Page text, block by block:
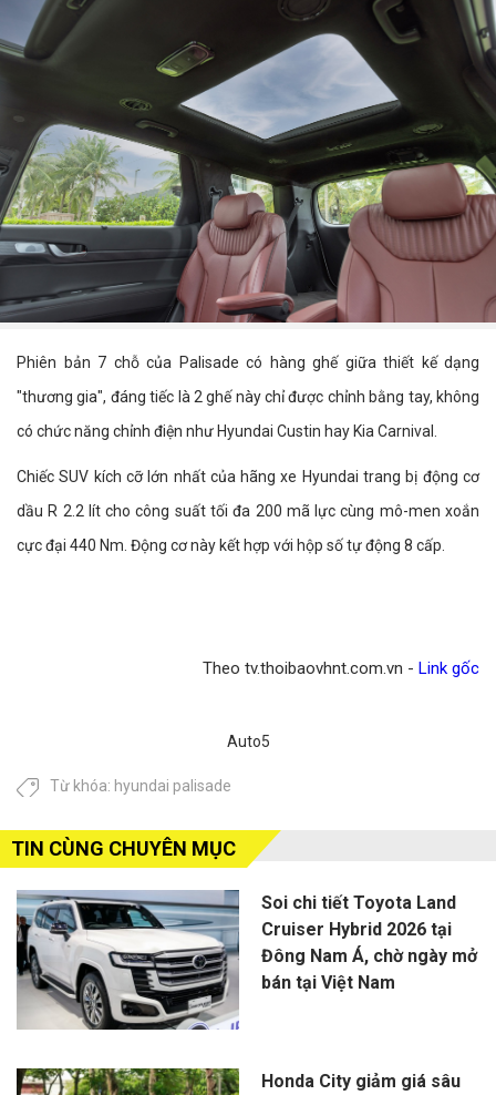
Phiên bản 7 chỗ của Palisade có hàng ghế giữa thiết kế dạng
"thương gia", đáng tiếc là 2 ghế này chỉ được chỉnh bằng tay, không
có chức năng chỉnh điện như Hyundai Custin hay Kia Carnival.
Chiếc SUV kích cỡ lớn nhất của hãng xe Hyundai trang bị động cơ
dầu R 2.2 lít cho công suất tối đa 200 mã lực cùng mô-men xoắn
cực đại 440 Nm. Động cơ này kết hợp với hộp số tự động 8 cấp.
Theo tv.thoibaovhnt.com.vn - Link gốc
Auto5
Từ khóa: hyundai palisade
TIN CÙNG CHUYÊN MỤC
Soi chi tiết Toyota Land
Cruiser Hybrid 2026 tại
Đông Nam Á, chờ ngày mở
bán tại Việt Nam
Honda City giảm giá sâu